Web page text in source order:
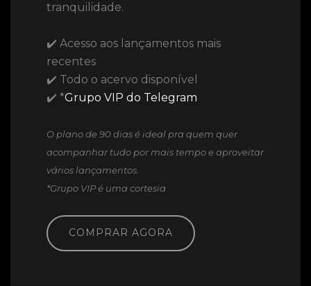
tranquilidade.
✔️ Acesso aos lançamentos mais
recentes
✔️ Todo o acervo disponível
✔️ *Grupo VIP do Telegram
O plano de 90 dias é ideal pra quem quer
acompanhar tudo por mais tempo e aproveitar
vários lançamentos.
*Grupo VIP é uma cortesia
COMPRAR AGORA